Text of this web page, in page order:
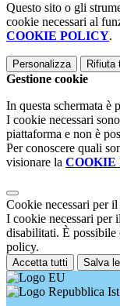
Questo sito o gli
cookie necessari al
COOKIE POLICY.
Personalizza Rifiuta
Gestione cookie
In questa schermata è
I cookie necessari
piattaforma e non è
Per conoscere quali
visionare la COOKIE
Cookie necessari per
I cookie necessari per
disabilitati. È possibile
policy.
Accetta tutti Salva